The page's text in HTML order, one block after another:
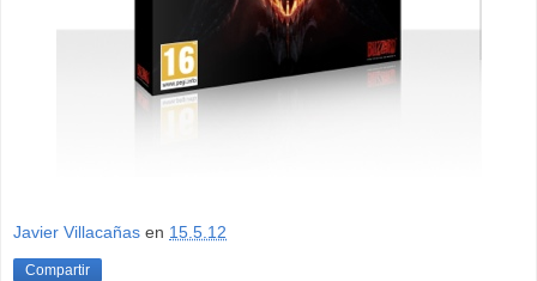
Javier Villacañas en 15.5.12
Compartir